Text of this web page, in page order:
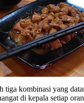
kombinasi yang
di kepala setiap